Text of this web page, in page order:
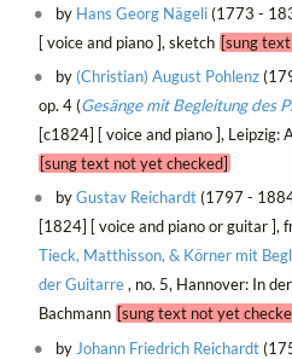
by Hans Georg Nägeli(1773 -
[ voice and piano ], sketch [sung
by (Christian) August Pohlenz
op. 4 (Gesänge mit Begleitung des
[c1824] [ voice and piano ], Leipzig:
[sung text not yet checked]
byGustav Reichardt(1797 -
[1824] [ voice and piano or guitar ],
Tieck, Matthisson, & Körner mit
der Guitarre, no. 5, Hannover: In
Bachmann [sung text not yet
by Johann Friedrich Reichardt